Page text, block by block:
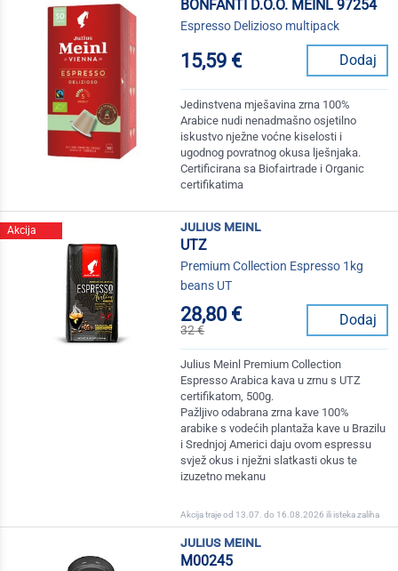
BONFANTI D.O.O. MEINL 97254
Espresso Delizioso multipack
15,59 € Dodaj
Jedinstvena mješavina zrna 100%
Arabice nudi nenadmašno osjetilno
iskustvo nježne voćne kiselosti i
ugodnog povratnog okusa lješnjaka.
Certificirana sa Biofairtrade i Organic
certifikatima
Akcija
julius meinl
UTZ
Premium Collection Espresso 1kg
beans UT
28,80 €
32 €
Dodaj
Julius Meinl Premium Collection
Espresso Arabica kava u zrnu s UTZ
certifikatom, 500g.
Pažljivo odabrana zrna kave 100%
arabike s vodećih plantaža kave u Brazilu
i Srednjoj Americi daju ovom espressu
svjež okus i nježni slatkasti okus te
izuzetno mekanu
Akcija traje od 13.07. do 16.08.2026 ili isteka zaliha
julius meinl
M00245